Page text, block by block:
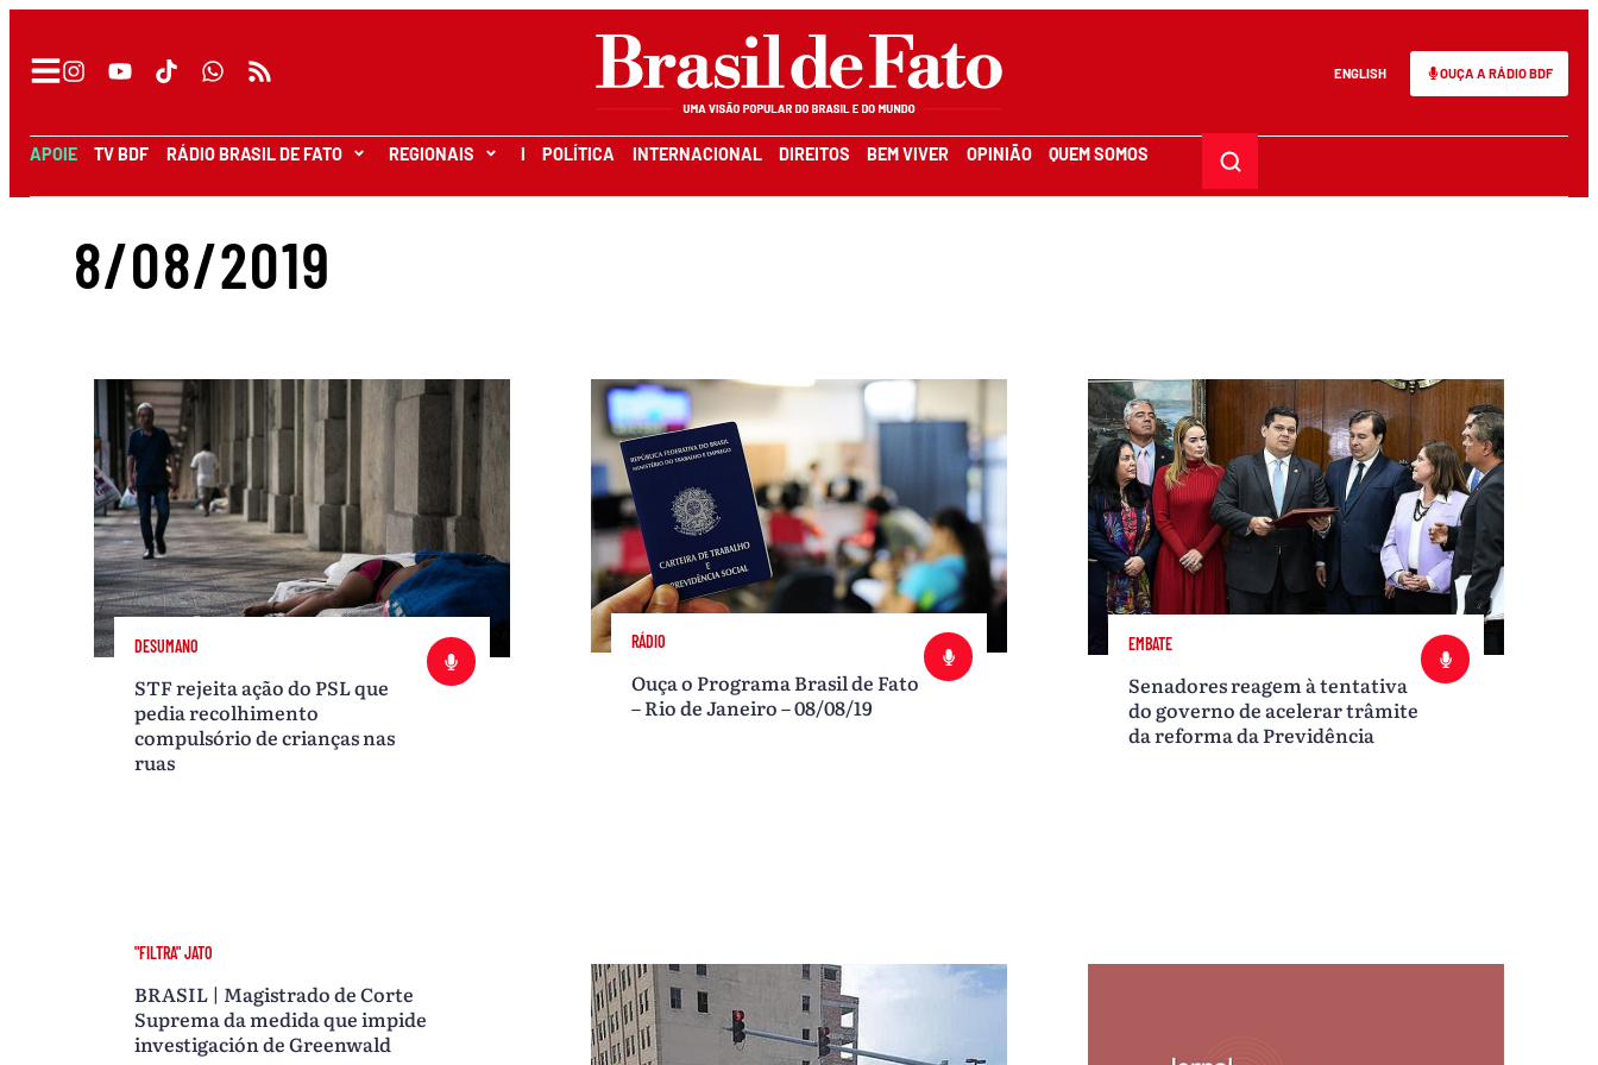
ENGLISH OUÇA A RÁDIO BDF
APOIE TV BDF RÁDIO BRASIL DE FATO REGIONAIS I POLÍTICA INTERNACIONAL DIREITOS BEM VIVER OPINIÃO QUEM SOMOS
8/08/2019
DESUMANO
STF rejeita ação do PSL que
pedia recolhimento
compulsório de crianças nas
ruas
RÁDIO
Ouça o Programa Brasil de Fato
– Rio de Janeiro – 08/08/19
EMBATE
Senadores reagem à tentativa
do governo de acelerar trâmite
da reforma da Previdência
"FILTRA" JATO
BRASIL | Magistrado de Corte
Suprema da medida que impide
investigación de Greenwald